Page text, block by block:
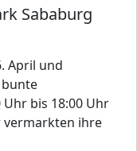
Sababurg
April und
bis 18:00 Uhr
vermarkten ihre